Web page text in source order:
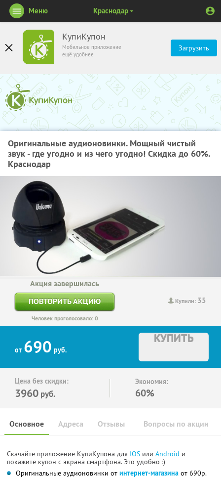
КупиКупон
Мобильное приложение
ещё удобнее
Загрузить
Меню Краснодар
Оригинальные аудионовинки. Мощный чистый
звук - где угодно и из чего угодно! Скидка до 60%.
Краснодар
Купили: 35
Акция завершилась
ПОВТОРИТЬ АКЦИЮ
Человек проголосовало: 0
от 690 руб.
КУПИТЬ
Цена без скидки:
3960 руб.
Экономия:
60%
Основное Отзывы Вопросы по акции
Адреса
Скачайте приложение КупиКупона для IOS или Android и
покажите купон с экрана смартфона. Это удобно :)
Оригинальные аудионовинки от интернет-магазина от 690р.